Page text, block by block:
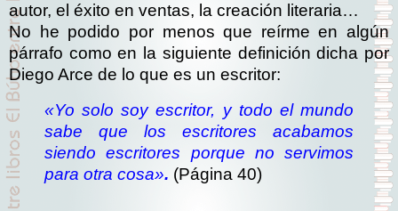
autor, el éxito en ventas, la creación literaria…
No he podido por menos que reírme en algún
párrafo como en la siguiente definición dicha por
Diego Arce de lo que es un escritor:
«Yo solo soy escritor, y todo el mundo
sabe que los escritores acabamos
siendo escritores porque no servimos
para otra cosa». (Página 40)